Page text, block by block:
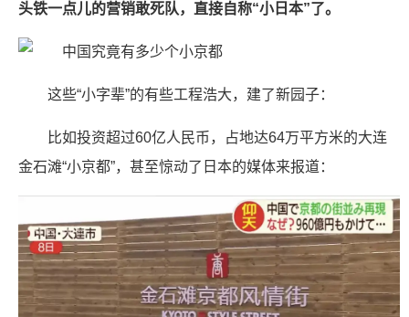
头铁一点儿的营销敢死队，直接自称“小日本”了。
这些“小字辈”的有些工程浩大，建了新园子：
比如投资超过60亿人民币，占地达64万平方米的大连
金石滩“小京都”，甚至惊动了日本的媒体来报道：